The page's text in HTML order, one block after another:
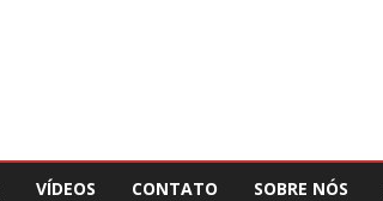
VÍDEOS CONTATO SOBRE NÓS